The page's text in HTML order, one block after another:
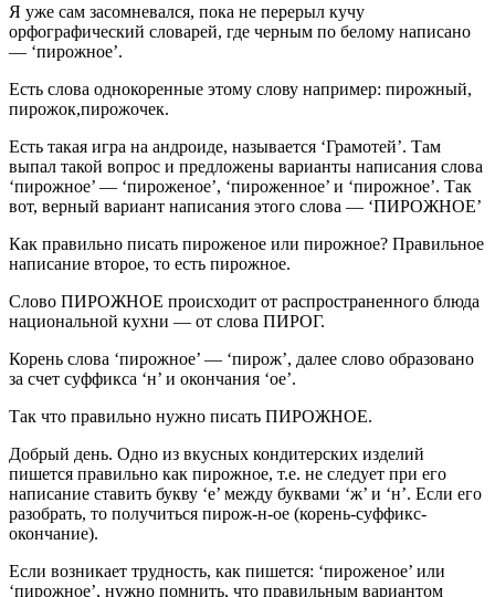
Я уже сам засомневался, пока не перерыл кучу
орфографический словарей, где черным по белому написано
— ‘пирожное’.
Есть слова однокоренные этому слову например: пирожный,
пирожок,пирожочек.
Есть такая игра на андроиде, называется ‘Грамотей’. Там
выпал такой вопрос и предложены варианты написания слова
‘пирожное’ — ‘пироженое’, ‘пироженное’ и ‘пирожное’. Так
вот, верный вариант написания этого слова — ‘ПИРОЖНОЕ’
Как правильно писать пироженое или пирожное? Правильное
написание второе, то есть пирожное.
Слово ПИРОЖНОЕ происходит от распространенного блюда
национальной кухни — от слова ПИРОГ.
Корень слова ‘пирожное’ — ‘пирож’, далее слово образовано
за счет суффикса ‘н’ и окончания ‘ое’.
Так что правильно нужно писать ПИРОЖНОЕ.
Добрый день. Одно из вкусных кондитерских изделий
пишется правильно как пирожное, т.е. не следует при его
написание ставить букву ‘е’ между буквами ‘ж’ и ‘н’. Если его
разобрать, то получиться пирож-н-ое (корень-суффикс-
окончание).
Если возникает трудность, как пишется: ‘пироженое’ или
‘пирожное’, нужно помнить, что правильным вариантом